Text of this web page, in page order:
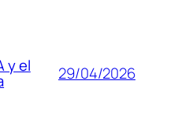
y el 29/04/2026